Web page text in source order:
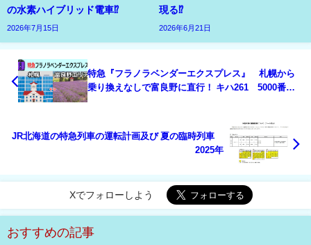
の水素ハイブリッド電車⁉
2026年7月15日
現る⁉
2026年6月21日
特急『フラノラベンダーエクスプレス』 札幌から
乗り換えなしで富良野に直行！ キハ261 5000番
JR北海道の特急列車の運転計画及び 夏の臨時列車
2025年
Xでフォローしよう
おすすめの記事